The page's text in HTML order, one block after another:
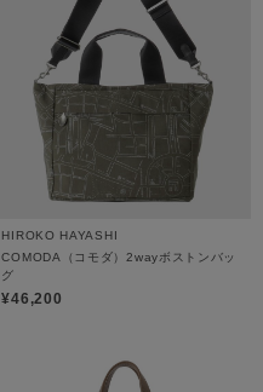
HIROKO HAYASHI
COMODA（コモダ）2wayボストンバッ
グ
¥46,200